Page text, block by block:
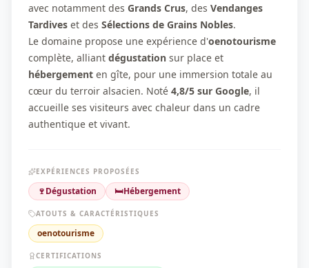
avec notamment des Grands Crus, des Vendanges
Tardives et des Sélections de Grains Nobles.
Le domaine propose une expérience d'oenotourisme
complète, alliant dégustation sur place et
hébergement en gîte, pour une immersion totale au
cœur du terroir alsacien. Noté 4,8/5 sur Google, il
accueille ses visiteurs avec chaleur dans un cadre
authentique et vivant.
EXPÉRIENCES PROPOSÉES
🍷Dégustation 🛏️Hébergement
ATOUTS & CARACTÉRISTIQUES
oenotourisme
CERTIFICATIONS